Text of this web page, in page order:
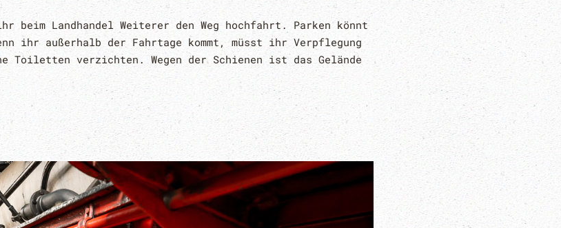
beim Landhandel Weiterer den Weg hochfahrt. Parken könnt
ihr außerhalb der Fahrtage kommt, müsst ihr Verpflegung
verzichten. Wegen der Schienen ist das Gelände